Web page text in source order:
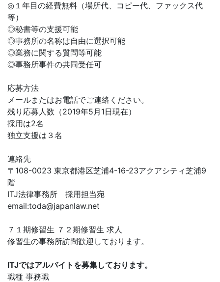
◎１年目の経費無料（場所代、コピー代、ファックス代
等）
◎秘書等の支援可能
◎事務所の名称は自由に選択可能
◎業務に関する質問等可能
◎事務所事件の共同受任可
応募方法
メールまたはお電話でご連絡ください。
残り応募人数（2019年5月1日現在）
採用は2名
独立支援は３名
連絡先
〒108-0023 東京都港区芝浦4-16-23アクアシティ芝浦9
階
ITJ法律事務所 採用担当宛
email:toda@japanlaw.net
７１期修習生 ７２期修習生 求人
修習生の事務所訪問歓迎しております。
ITJではアルバイトを募集しております。
職種 事務職